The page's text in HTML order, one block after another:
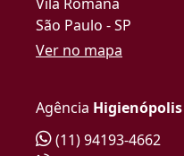
São Paulo - SP
Ver no mapa
Agência Higienópolis
(11) 94193-4662